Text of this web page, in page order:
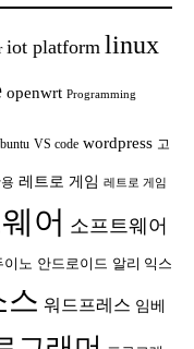
iot platform linux
openwrt Programming
VS code wordpress 고
레트로 게임 레트로 게임
어 소프트웨어
이노 안드로이드 알리 익스
스 워드프레스 임베